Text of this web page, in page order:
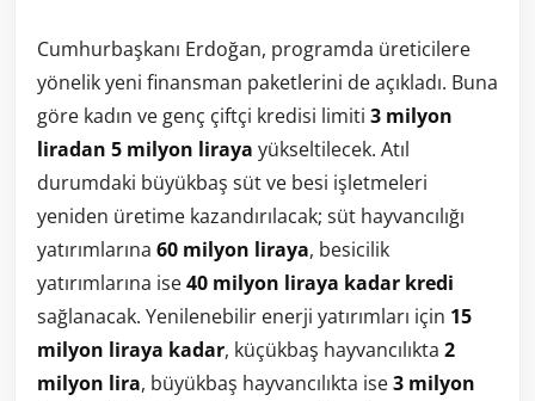
Cumhurbaşkanı Erdoğan, programda üreticilere
yönelik yeni finansman paketlerini de açıkladı. Buna
göre kadın ve genç çiftçi kredisi limiti 3 milyon
liradan 5 milyon liraya yükseltilecek. Atıl
durumdaki büyükbaş süt ve besi işletmeleri
yeniden üretime kazandırılacak; süt hayvancılığı
yatırımlarına 60 milyon liraya, besicilik
yatırımlarına ise40 milyon liraya kadar kredi
sağlanacak. Yenilenebilir enerji yatırımları için 15
milyon liraya kadar, küçükbaş hayvancılıkta 2
milyon lira, büyükbaş hayvancılıkta ise3 milyon